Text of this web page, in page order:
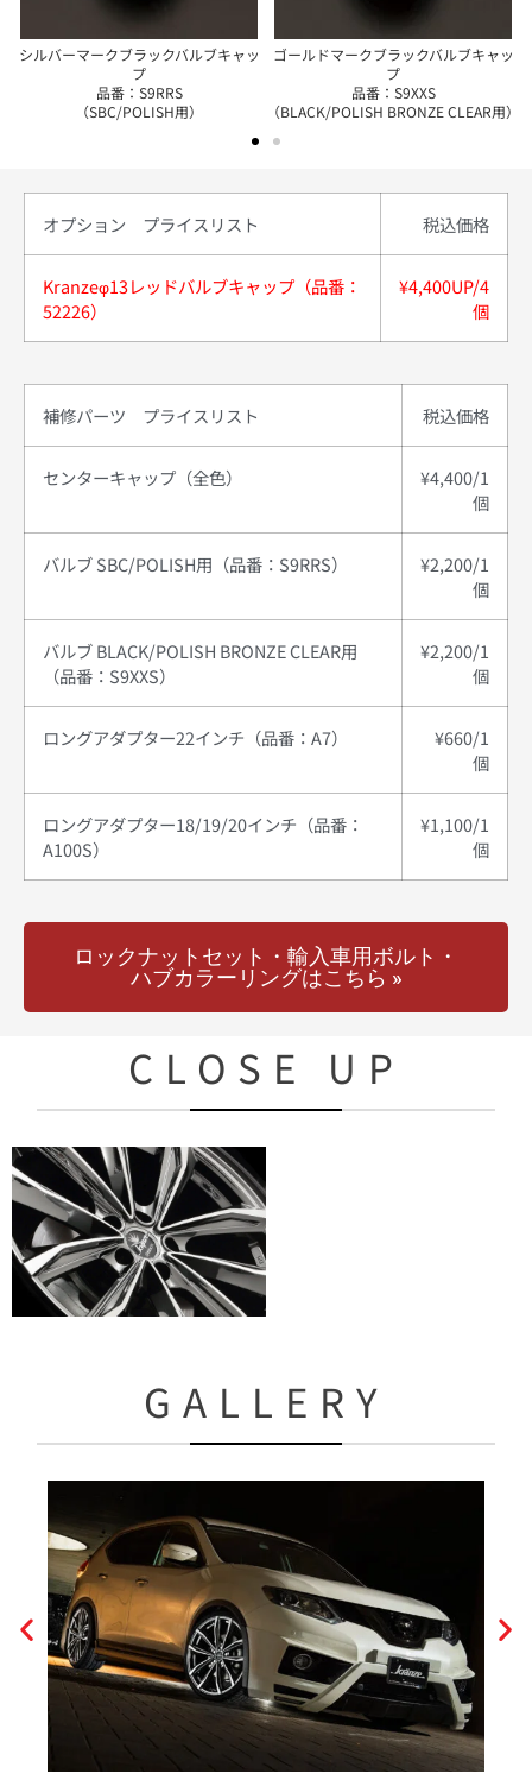
シルバーマークブラックバルブキャッ
プ
品番：S9RRS
（SBC/POLISH用）
ゴールドマークブラックバルブキャッ
プ
品番：S9XXS
（BLACK/POLISH BRONZE CLEAR用）
オプション プライスリスト 税込価格
Kranzeφ13レッドバルブキャップ（品番：
52226）
¥4,400UP/4
個
補修パーツ プライスリスト 税込価格
センターキャップ（全色）
¥4,400/1
個
バルブ SBC/POLISH用（品番：S9RRS）
¥2,200/1
個
バルブ BLACK/POLISH BRONZE CLEAR用
（品番：S9XXS）
¥2,200/1
個
ロングアダプター22インチ（品番：A7）
¥660/1
個
ロングアダプター18/19/20インチ（品番：
A100S）
¥1,100/1
個
ロックナットセット・輸入車用ボルト・
ハブカラーリングはこちら »
CLOSE UP
GALLERY